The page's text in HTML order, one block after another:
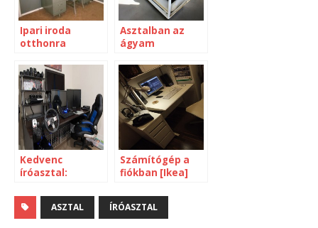
Ipari iroda
otthonra
Asztalban az
ágyam
Kedvenc
íróasztal:
munka a gép
előtt
Számítógép a
fiókban [Ikea]
ASZTAL ÍRÓASZTAL